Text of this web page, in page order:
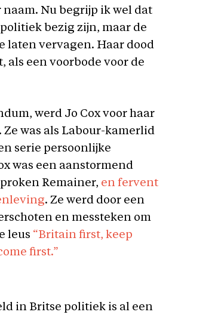
Nu begrijp ik wel dat
bezig zijn, maar de
laten vervagen. Haar dood
als een voorbode voor de
werd Jo Cox voor haar
was als Labour-kamerlid
serie persoonlijke
was een aanstormend
Remainer, en fervent
. Ze werd door een
en messteken om
leus “Britain first, keep
first.”
in Britse politiek is al een